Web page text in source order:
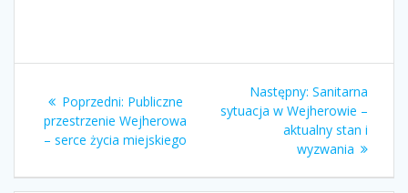
wpisu
Poprzedni: Poprzedni
wpis:
Publiczne
przestrzenie Wejherowa
– serce życia miejskiego
Następny: Następny
wpis:
Sanitarna
sytuacja w Wejherowie –
aktualny stan i
wyzwania